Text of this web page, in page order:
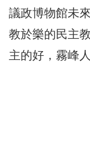
議政博物館未
教於樂的民主
主的好，霧峰